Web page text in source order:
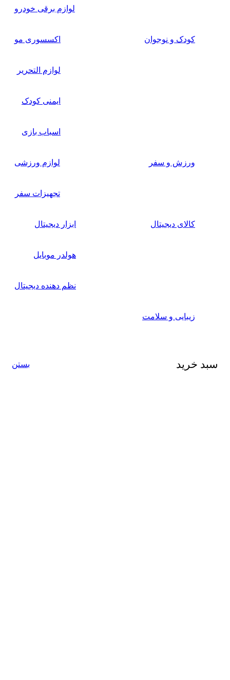
لوازم برقی خودرو
کودک و نوجوان اکسسوری مو
لوازم التحریر
ایمنی کودک
اسباب بازی
ورزش و سفر لوازم ورزشی
تجهیزات سفر
کالای دیجیتال ابزار دیجیتال
هولدر موبایل
نظم دهنده دیجیتال
زیبایی و سلامت
سبد خرید بستن